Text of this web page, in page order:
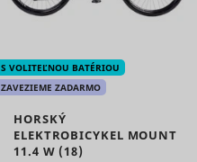
S VOLITEĽNOU BATÉRIOU
ZAVEZIEME ZADARMO
HORSKÝ
ELEKTROBICYKEL MOUNT
11.4 W (18)